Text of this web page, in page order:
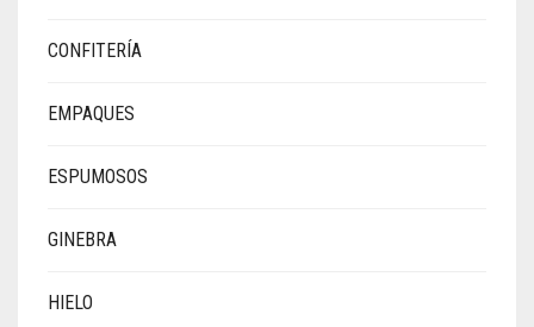
CONFITERÍA
EMPAQUES
ESPUMOSOS
GINEBRA
HIELO